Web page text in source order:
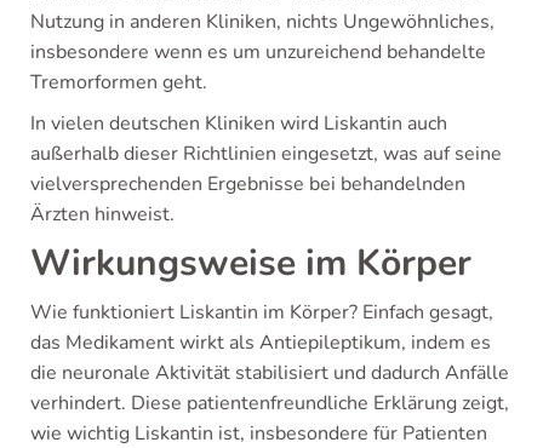
Nutzung in anderen Kliniken, nichts Ungewöhnliches,
insbesondere wenn es um unzureichend behandelte
Tremorformen geht.
In vielen deutschen Kliniken wird Liskantin auch
außerhalb dieser Richtlinien eingesetzt, was auf seine
vielversprechenden Ergebnisse bei behandelnden
Ärzten hinweist.
Wirkungsweise im Körper
Wie funktioniert Liskantin im Körper? Einfach gesagt,
das Medikament wirkt als Antiepileptikum, indem es
die neuronale Aktivität stabilisiert und dadurch Anfälle
verhindert. Diese patientenfreundliche Erklärung zeigt,
wie wichtig Liskantin ist, insbesondere für Patienten